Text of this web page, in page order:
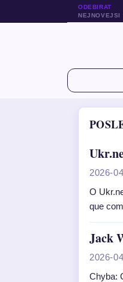
ODEBIRAT
NEJNOVEJSI
2026-
O
que
Jack
2026-
Chyba: